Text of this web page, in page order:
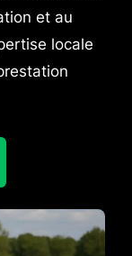
et au
locale